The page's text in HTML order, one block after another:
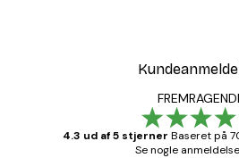
4.3 ud af 5 stjerner Baseret på
Se nogle